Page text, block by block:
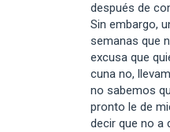
después de
Sin embargo,
semanas que
excusa que
cuna no,
no sabemos
pronto le de
decir que no a